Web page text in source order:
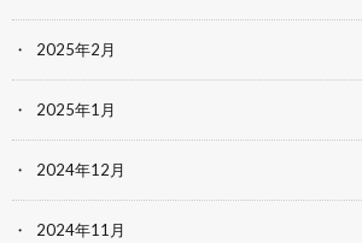
2025年2月
2025年1月
2024年12月
2024年11月